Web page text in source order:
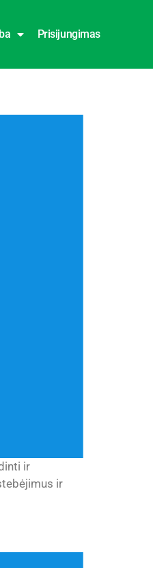
Prisijungimas
ir
ir